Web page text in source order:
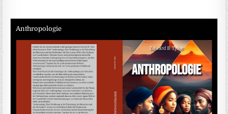
Anthropologie